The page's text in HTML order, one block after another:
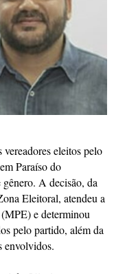
eleitos pelo
Paraíso do
A decisão, da
Eleitoral, atendeu a
e determinou
pelo partido, além da
envolvidos.